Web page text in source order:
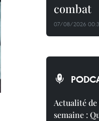
combat
07/08/2026
Actualité de
semaine :